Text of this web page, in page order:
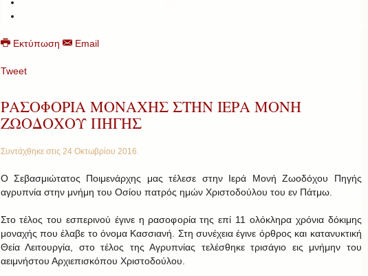
Εκτύπωση Email
Tweet
ΡΑΣΟΦΟΡΙΑ ΜΟΝΑΧΗΣ ΣΤΗΝ ΙΕΡΑ ΜΟΝΗ
ΖΩΟΔΟΧΟΥ ΠΗΓΗΣ
Συντάχθηκε στις 24 Οκτωβρίου 2016.
Ο Σεβασμιώτατος Ποιμενάρχης μας τέλεσε στην Ιερά Μονή Ζωοδόχου Πηγής
αγρυπνία στην μνήμη του Οσίου πατρός ημών Χριστοδούλου του εν Πάτμω.
Στο τέλος του εσπερινού έγινε η ρασοφορία της επί 11 ολόκληρα χρόνια δόκιμης
μοναχής που έλαβε το όνομα Κασσιανή. Στη συνέχεια έγινε όρθρος και κατανυκτική
Θεία Λειτουργία, στο τέλος της Αγρυπνίας τελέσθηκε τρισάγιο εις μνήμην του
αειμνήστου Αρχιεπισκόπου Χριστοδούλου.